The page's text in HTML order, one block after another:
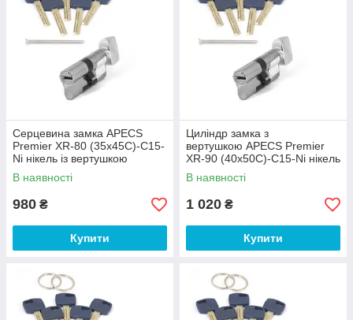
Серцевина замка APECS
Premier XR-80 (35х45С)-C15-
Ni нікель із вертушкою
В наявності
980 ₴
Купити
Циліндр замка з
вертушкою APECS Premier
XR-90 (40х50С)-C15-Ni нікель
В наявності
1 020 ₴
Купити